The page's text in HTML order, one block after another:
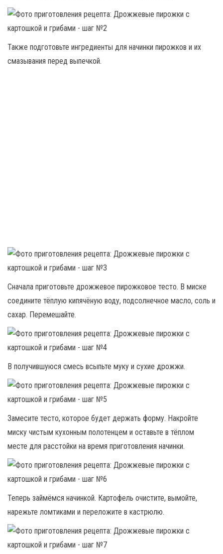
Также подготовьте ингредиенты для начинки пирожков и их
смазывания перед выпечкой.
Сначала приготовьте дрожжевое пирожковое тесто. В миске
соедините тёплую кипячёную воду, подсолнечное масло, соль и
сахар. Перемешайте.
В получившуюся смесь всыпьте муку и сухие дрожжи.
Замесите тесто, которое будет держать форму. Накройте
миску чистым кухонным полотенцем и оставьте в тёплом
месте для расстойки на время приготовления начинки.
Теперь займёмся начинкой. Картофель очистите, вымойте,
нарежьте ломтиками и переложите в кастрюлю.